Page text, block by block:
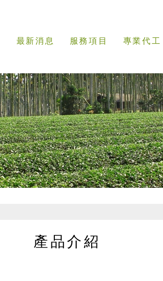
最新消息 服務項目 專業代工
產品介紹